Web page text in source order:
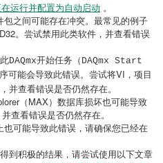
运行并配置为自动启动 。
之间可能存在冲突。最常见的例子
。尝试禁用此类软件，并查看错误
DAQmx开始任务（DAQmx Start
可能会导致此错误。尝试将VI，项目
并查看错误是否仍然存在。
（MAX）数据库损坏也可能导致
并查看错误是否仍然存在。
可能导致此错误，请确保您已经在
到积极的结果，请尝试使用以下文章